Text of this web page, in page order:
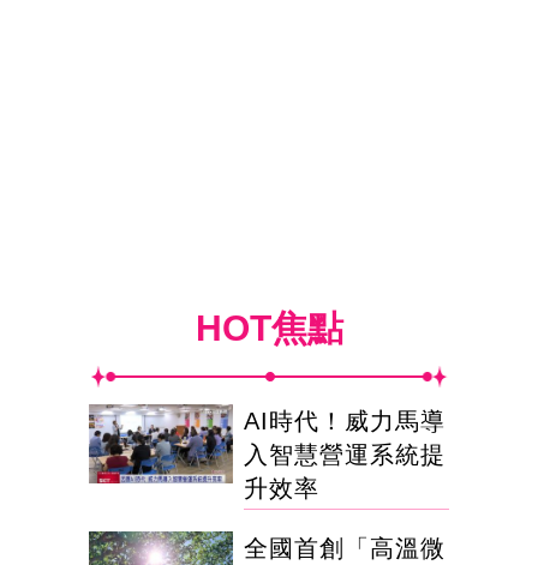
HOT焦點
AI時代！威力馬導
入智慧營運系統提
升效率
全國首創「高溫微